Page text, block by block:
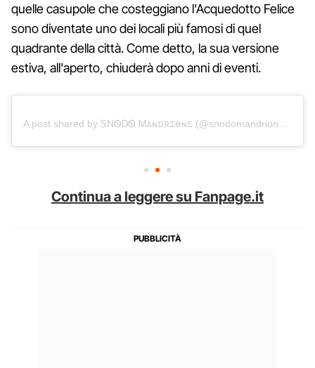
quelle casupole che costeggiano l'Acquedotto Felice
sono diventate uno dei locali più famosi di quel
quadrante della città. Come detto, la sua versione
estiva, all'aperto, chiuderà dopo anni di eventi.
Continua a leggere su Fanpage.it